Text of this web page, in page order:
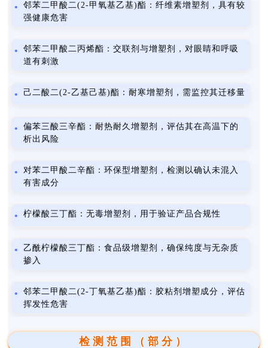
邻苯二甲酸二(2-甲氧基乙基)酯：纤维素增塑剂，具有较
强健康危害
邻苯二甲酸二丙烯酯：交联剂与增塑剂，对眼睛和呼吸
道有刺激
己二酸二(2-乙基己基)酯：耐寒增塑剂，需监控其迁移量
偏苯三酸三辛酯：耐热耐久增塑剂，评估其在高温下的
析出风险
对苯二甲酸二辛酯：环保型增塑剂，检测以确认未混入
有害成分
柠檬酸三丁酯：无毒增塑剂，用于验证产品合规性
乙酰柠檬酸三丁酯：食品级增塑剂，确保纯度与无杂质
掺入
邻苯二甲酸二(2-丁氧基乙基)酯：胶粘剂增塑成分，评估
挥发性危害
检测范围（部分）